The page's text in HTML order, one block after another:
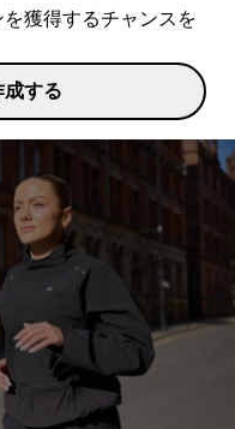
獲得するチャンスを
成する